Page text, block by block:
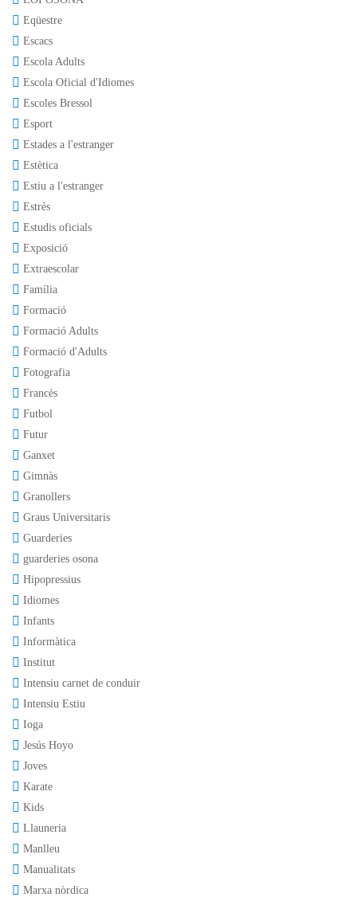
Eqüestre
Escacs
Escola Adults
Escola Oficial d'Idiomes
Escoles Bressol
Esport
Estades a l'estranger
Estètica
Estiu a l'estranger
Estrès
Estudis oficials
Exposició
Extraescolar
Família
Formació
Formació Adults
Formació d'Adults
Fotografia
Francès
Futbol
Futur
Ganxet
Gimnàs
Granollers
Graus Universitaris
Guarderies
guarderies osona
Hipopressius
Idiomes
Infants
Informàtica
Institut
Intensiu carnet de conduir
Intensiu Estiu
Ioga
Jesús Hoyo
Joves
Karate
Kids
Llauneria
Manlleu
Manualitats
Marxa nòrdica